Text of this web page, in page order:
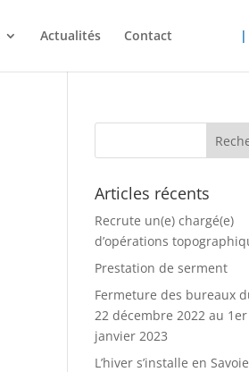
Actualités Contact |
Articles récents
Recrute un(e) chargé(e)
d’opérations
Prestation de serment
Fermeture des bureaux
22 décembre 2022 au 1er
janvier 2023
L’hiver s’installe en